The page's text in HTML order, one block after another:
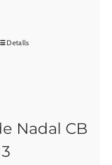
Detalls
Nadal CB